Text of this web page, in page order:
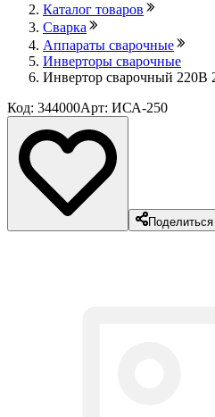
Каталог товаров
Сварка
Аппараты сварочные
Инверторы сварочные
Инвертор сварочный
Код: 344000Арт: ИСА-250
Поделиться